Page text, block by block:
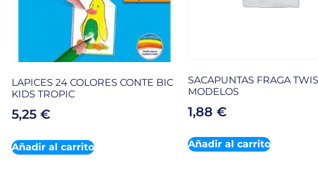
LAPICES 24 COLORES CONTE BIC
KIDS TROPIC
5,25 €
Añadir al carrito
SACAPUNTAS FRAGA
MODELOS
1,88 €
Añadir al carrito